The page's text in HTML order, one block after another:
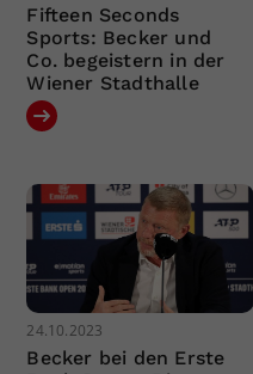
Fifteen Seconds
Sports: Becker und
Co. begeistern in der
Wiener Stadthalle
24.10.2023
Becker bei den Erste